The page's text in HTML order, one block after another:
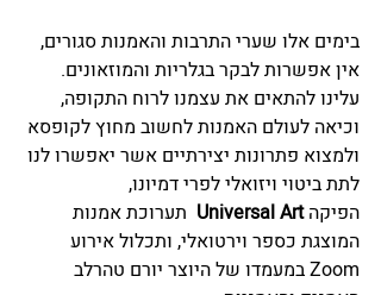
בימים אלו שערי התרבות והאמנות סגורים,
אין אפשרות לבקר בגלריות והמוזאונים.
עלינו להתאים את עצמנו לרוח התקופה,
וכיאה לעולם האמנות לחשוב מחוץ לקופסא
ולמצוא פתרונות יצירתיים אשר יאפשרו לנו
לתת ביטוי ויזואלי לפרי דמיונו,
הפיקה Universal Art
  תערוכת אמנות
המוצגת כספר וירטואלי, ותכלול אירוע
Zoom במעמדו של היוצר יורם טהרלב